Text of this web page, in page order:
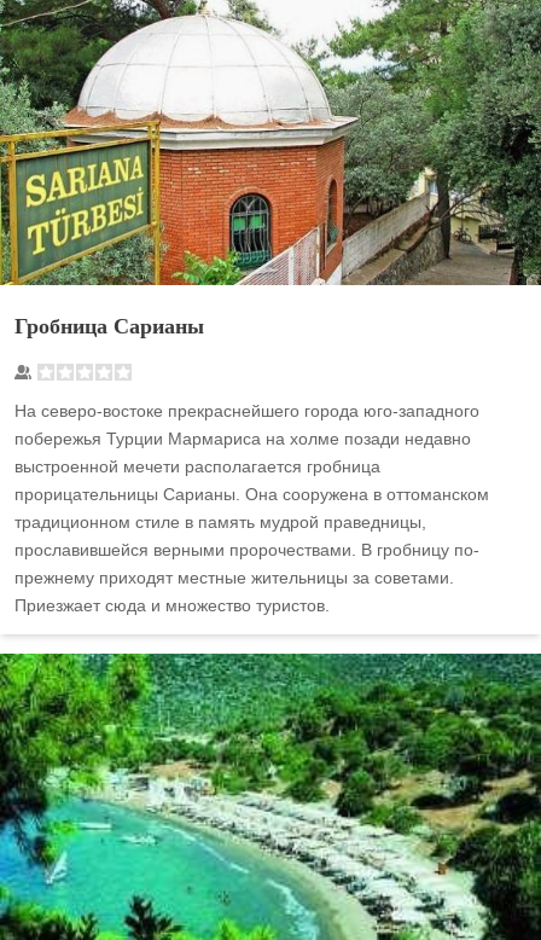
Гробница Сарианы
На северо-востоке прекраснейшего города юго-западного
побережья Турции Мармариса на холме позади недавно
выстроенной мечети располагается гробница
прорицательницы Сарианы. Она сооружена в оттоманском
традиционном стиле в память мудрой праведницы,
прославившейся верными пророчествами. В гробницу по-
прежнему приходят местные жительницы за советами.
Приезжает сюда и множество туристов.